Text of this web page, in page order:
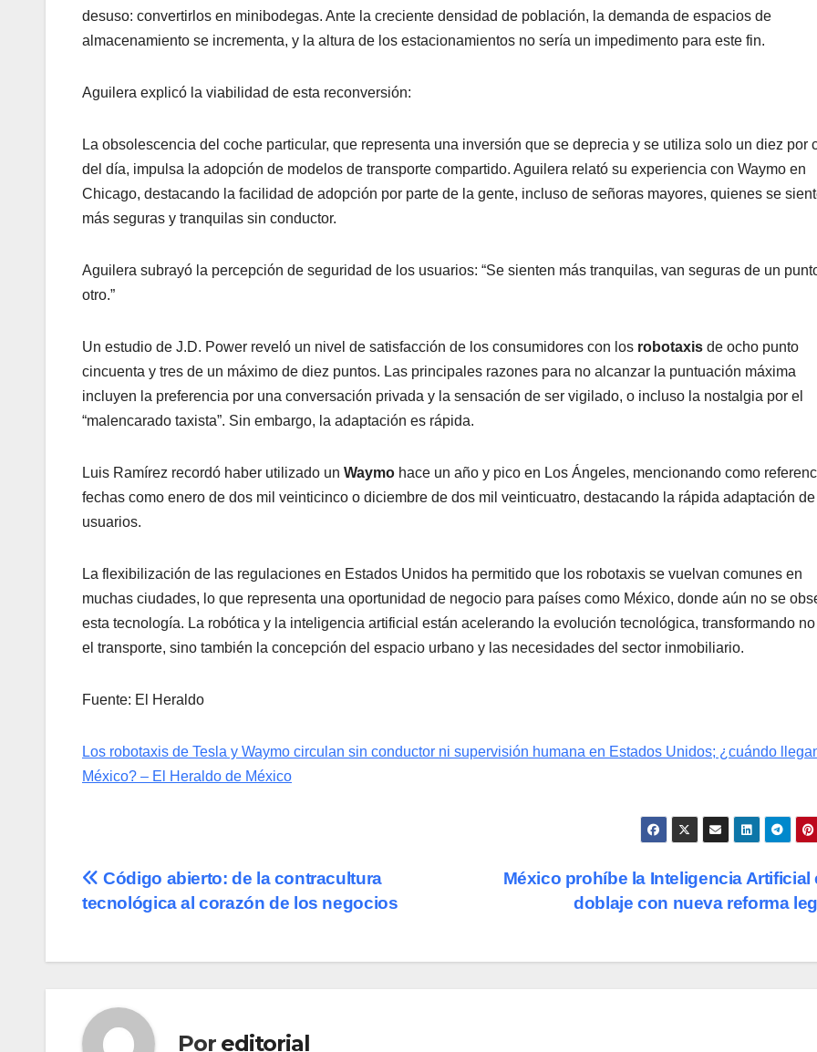
desuso: convertirlos en minibodegas. Ante la creciente densidad de población, la demanda de espacios de
almacenamiento se incrementa, y la altura de los estacionamientos no sería un impedimento para este fin.
Aguilera explicó la viabilidad de esta reconversión:
La obsolescencia del coche particular, que representa una inversión que se deprecia y se utiliza solo un diez por
del día, impulsa la adopción de modelos de transporte compartido. Aguilera relató su experiencia con Waymo en
Chicago, destacando la facilidad de adopción por parte de la gente, incluso de señoras mayores, quienes se
más seguras y tranquilas sin conductor.
Aguilera subrayó la percepción de seguridad de los usuarios: “Se sienten más tranquilas, van seguras de un
otro.”
Un estudio de J.D. Power reveló un nivel de satisfacción de los consumidores con los robotaxis de ocho punto
cincuenta y tres de un máximo de diez puntos. Las principales razones para no alcanzar la puntuación máxima
incluyen la preferencia por una conversación privada y la sensación de ser vigilado, o incluso la nostalgia por el
“malencarado taxista”. Sin embargo, la adaptación es rápida.
Luis Ramírez recordó haber utilizado un Waymo hace un año y pico en Los Ángeles, mencionando como
fechas como enero de dos mil veinticinco o diciembre de dos mil veinticuatro, destacando la rápida adaptación
usuarios.
La flexibilización de las regulaciones en Estados Unidos ha permitido que los robotaxis se vuelvan comunes en
muchas ciudades, lo que representa una oportunidad de negocio para países como México, donde aún no se
esta tecnología. La robótica y la inteligencia artificial están acelerando la evolución tecnológica, transformando
el transporte, sino también la concepción del espacio urbano y las necesidades del sector inmobiliario.
Fuente: El Heraldo
Los robotaxis de Tesla y Waymo circulan sin conductor ni supervisión humana en Estados Unidos; ¿cuándo
México? – El Heraldo de México
Navegación
entradas
México prohíbe la Inteligencia Artificial
doblaje con nueva reforma
Código abierto: de la contracultura
tecnológica al corazón de los negocios
Por editorial